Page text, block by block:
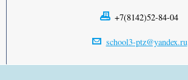
+7(8142)52-84-04
school3-ptz@yandex.ru